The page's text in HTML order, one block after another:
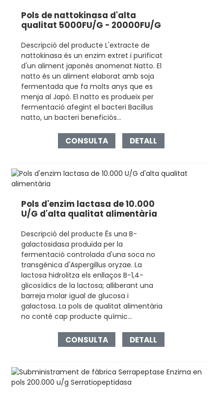
Pols de nattokinasa d'alta
qualitat 5000FU/G - 20000FU/G
Descripció del producte L'extracte de
nattokinasa és un enzim extret i purificat
d'un aliment japonès anomenat Natto. El
natto és un aliment elaborat amb soja
fermentada que fa molts anys que es
menja al Japó. El natto es produeix per
fermentació afegint el bacteri Bacillus
natto, un bacteri beneficiós...
CONSULTA DETALL
Pols d'enzim lactasa de 10.000
U/G d'alta qualitat alimentària
Descripció del producte És una B-
galactosidasa produïda per la
fermentació controlada d'una soca no
transgènica d'Aspergillus oryzae. La
lactosa hidrolitza els enllaços B-1,4-
glicosídics de la lactosa; alliberant una
barreja molar igual de glucosa i
galactosa. La pols de qualitat alimentària
no conté cap producte químic...
CONSULTA DETALL